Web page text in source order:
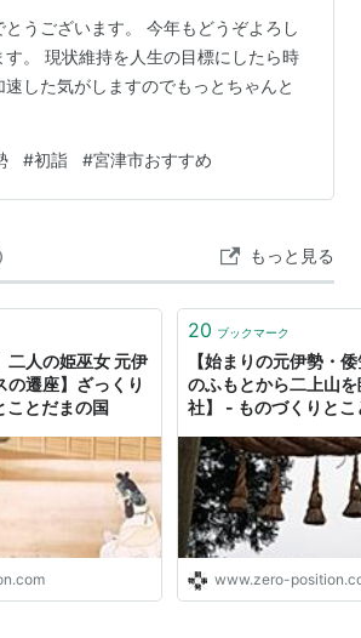
うございます。 今年もどうぞよろし
す。 現状維持を人生の目標にしたら時
した気がしますのでもっとちゃんと
#初詣 #宮津市おすすめ
もっと見る
二人の姫巫女 元伊
の遷座】ざっくり
ことだまの国
20 ブックマーク
【始まりの元伊勢・
のふもとから二上山
社】 - ものづくりと
www.zero-